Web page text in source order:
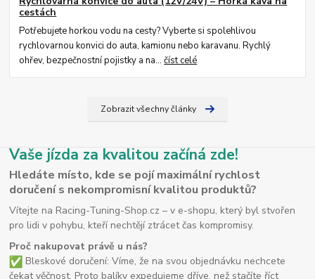
cestách
Potřebujete horkou vodu na cesty? Vyberte si spolehlivou
rychlovarnou konvici do auta, kamionu nebo karavanu. Rychlý
ohřev, bezpečnostní pojistky a na...číst celé
Zobrazit všechny články
Vaše jízda za kvalitou začíná zde!
Hledáte místo, kde se pojí maximální rychlost
doručení s nekompromisní kvalitou produktů?
Vítejte na Racing-Tuning-Shop.cz – v e-shopu, který byl stvořen
pro lidi v pohybu, kteří nechtějí ztrácet čas kompromisy.
Proč nakupovat právě u nás?
Bleskové doručení: Víme, že na svou objednávku nechcete
čekat věčnost. Proto balíky expedujeme dříve, než stačíte říct